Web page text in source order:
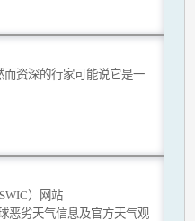
资深的行家可能说它是一
）网站
恶劣天气信息及官方天气观